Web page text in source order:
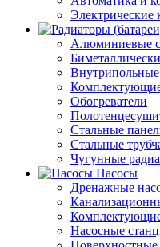
Электрические
Алюминиевые
Обогреватели
Стальные
Стальные
Чугунные
Насосы
Дренажные
Комплектующие
Насосные